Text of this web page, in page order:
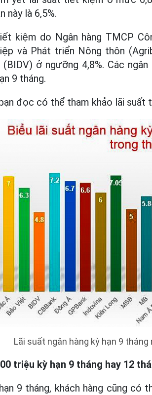
này là 6,5%.
kiệm do Ngân hàng TMCP
và Phát triển Nông thôn
ở ngưỡng 4,8%. Các
9 tháng.
đọc có thể tham khảo lãi
Lãi suất ngân hàng kỳ hạn 9
triệu kỳ hạn 9 tháng hay 12
9 tháng, khách hàng cũng có